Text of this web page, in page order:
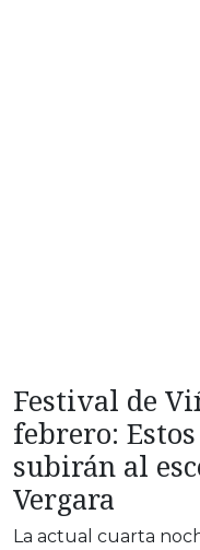
Festival de
febrero:
subirán al
Vergara
La actual cuarta